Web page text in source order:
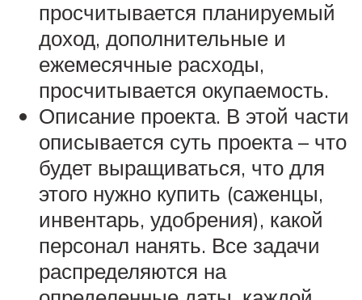
просчитывается планируемый
доход, дополнительные и
ежемесячные расходы,
просчитывается окупаемость.
Описание проекта. В этой части
описывается суть проекта – что
будет выращиваться, что для
этого нужно купить (саженцы,
инвентарь, удобрения), какой
персонал нанять. Все задачи
распределяются на